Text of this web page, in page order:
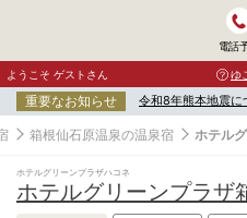
電話
ようこそ ゲストさん ゆ
重要なお知らせ 令和8年熊本地震に
箱根仙石原温泉の温泉宿 ホテル
ホテルグリーンプラザハコネ
ホテルグリーンプラザ